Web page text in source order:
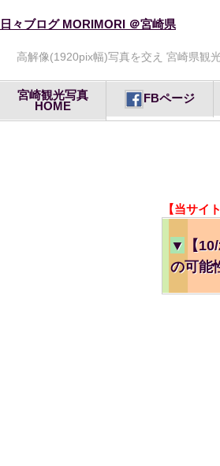
日々ブログ MORIMORI ＠宮崎県
高解像(1920pix幅)写真を交え 宮崎県観
宮崎観光写真
HOME
FBページ
【当サイ
▼
【
の可能